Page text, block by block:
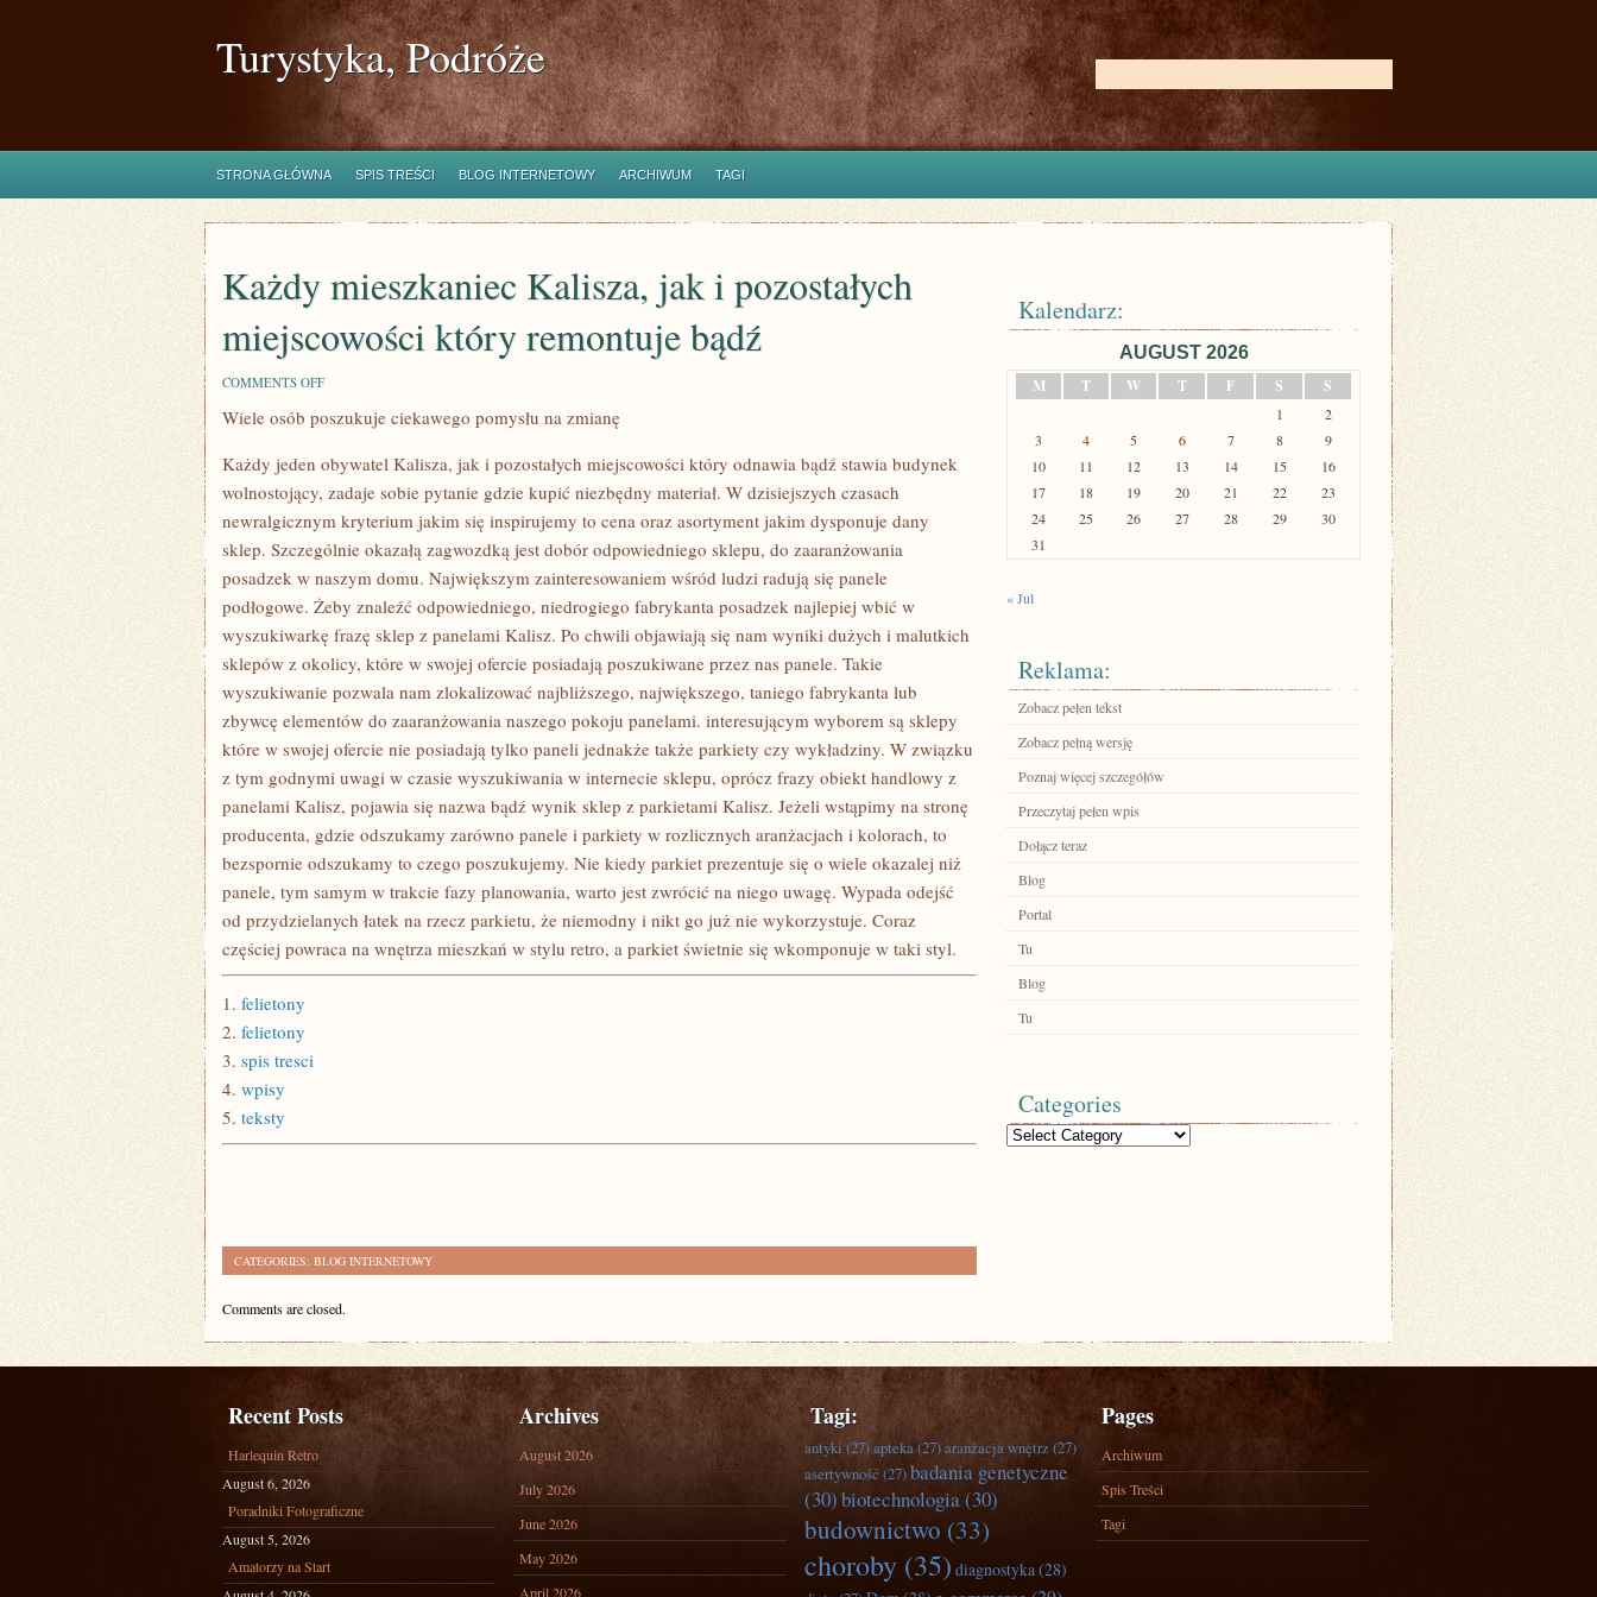
Turystyka, Podróże
STRONA GŁÓWNA SPIS TREŚCI BLOG INTERNETOWY ARCHIWUM TAGI
Każdy mieszkaniec Kalisza, jak i pozostałych
miejscowości który remontuje bądź
COMMENTS OFFON
MIESZKANIEC
KALISZA,
I
POZOSTAŁYCH
MIEJSCOWOŚCI
KTÓRY
REMONTUJE
BĄDŹ
Wiele osób poszukuje ciekawego pomysłu na zmianę
Każdy jeden obywatel Kalisza, jak i pozostałych miejscowości który odnawia bądź stawia budynek
wolnostojący, zadaje sobie pytanie gdzie kupić niezbędny materiał. W dzisiejszych czasach
newralgicznym kryterium jakim się inspirujemy to cena oraz asortyment jakim dysponuje dany
sklep. Szczególnie okazałą zagwozdką jest dobór odpowiedniego sklepu, do zaaranżowania
posadzek w naszym domu. Największym zainteresowaniem wśród ludzi radują się panele
podłogowe. Żeby znaleźć odpowiedniego, niedrogiego fabrykanta posadzek najlepiej wbić w
wyszukiwarkę frazę sklep z panelami Kalisz. Po chwili objawiają się nam wyniki dużych i malutkich
sklepów z okolicy, które w swojej ofercie posiadają poszukiwane przez nas panele. Takie
wyszukiwanie pozwala nam zlokalizować najbliższego, największego, taniego fabrykanta lub
zbywcę elementów do zaaranżowania naszego pokoju panelami. interesującym wyborem są sklepy
które w swojej ofercie nie posiadają tylko paneli jednakże także parkiety czy wykładziny. W związku
z tym godnymi uwagi w czasie wyszukiwania w internecie sklepu, oprócz frazy obiekt handlowy z
panelami Kalisz, pojawia się nazwa bądź wynik sklep z parkietami Kalisz. Jeżeli wstąpimy na stronę
producenta, gdzie odszukamy zarówno panele i parkiety w rozlicznych aranżacjach i kolorach, to
bezspornie odszukamy to czego poszukujemy. Nie kiedy parkiet prezentuje się o wiele okazalej niż
panele, tym samym w trakcie fazy planowania, warto jest zwrócić na niego uwagę. Wypada odejść
od przydzielanych łatek na rzecz parkietu, że niemodny i nikt go już nie wykorzystuje. Coraz
częściej powraca na wnętrza mieszkań w stylu retro, a parkiet świetnie się wkomponuje w taki styl.
1. felietony
2. felietony
3. spis tresci
4. wpisy
5. teksty
CATEGORIES: BLOG INTERNETOWY
Comments are closed.
Kalendarz:
AUGUST 2026
M
T W T F S S
1
2
3
4 5 6 7 8
9
10
11 12 13 14 15
16
17
18 19 20 21 22
23
24
25 26 27 28 29
30
31
« Jul
Reklama:
Zobacz pełen tekst
Zobacz pełną wersję
Poznaj więcej szczegółów
Przeczytaj pełen wpis
Dołącz teraz
Blog
Portal
Tu
Blog
Tu
Categories
Categories
Recent Posts
Harlequin Retro
August 6, 2026
Poradniki Fotograficzne
August 5, 2026
Amatorzy na Start
Archives
August 2026
July 2026
June 2026
May 2026
April 2026
Tagi:
antyki(27)apteka(27)aranżacja wnętrz(27)
asertywność (27)badania genetyczne
(30)biotechnologia(30)
budownictwo (33)
choroby (35) diagnostyka(28)
Pages
Archiwum
Spis Treści
Tagi